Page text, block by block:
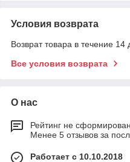
Условия возврата
Возврат товара в течение 14
Все условия возврата
О нас
Рейтинг не сформирован
Менее 5 отзывов за
Работает с 10.10.2018